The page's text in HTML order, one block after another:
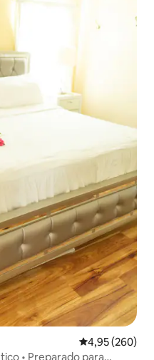
Classificação
4,95 (260)
• Preparado para